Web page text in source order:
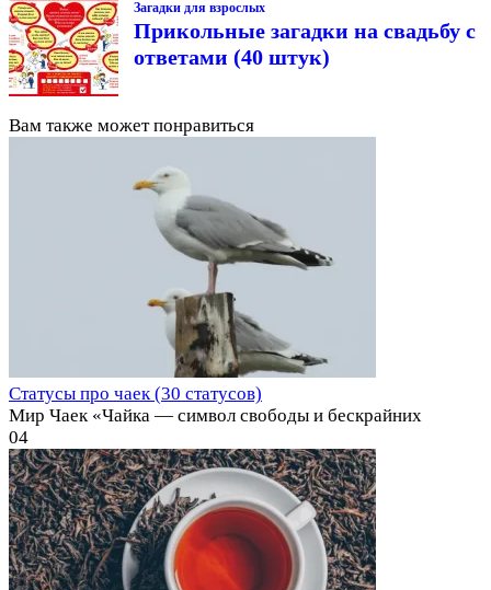
Загадки для взрослых
Прикольные загадки на свадьбу с
ответами (40 штук)
Вам также может понравиться
Статусы про чаек (30 статусов)
Мир Чаек «Чайка — символ свободы и бескрайних
04